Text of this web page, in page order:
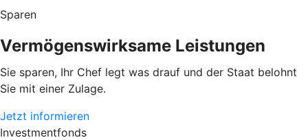
Sparen
Vermögenswirksame Leistungen
Sie sparen, Ihr Chef legt was drauf und der Staat belohnt
Sie mit einer Zulage.
Jetzt informieren
Investmentfonds